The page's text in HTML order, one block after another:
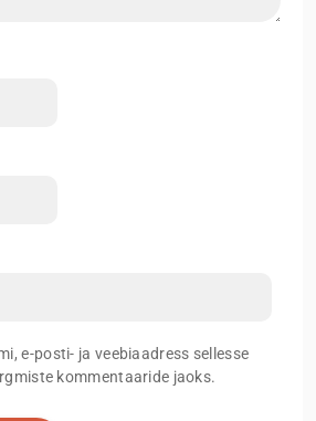
e-posti- ja veebiaadress sellesse
kommentaaride jaoks.